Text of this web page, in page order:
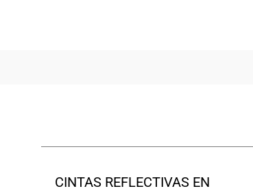
CINTAS REFLECTIVAS EN